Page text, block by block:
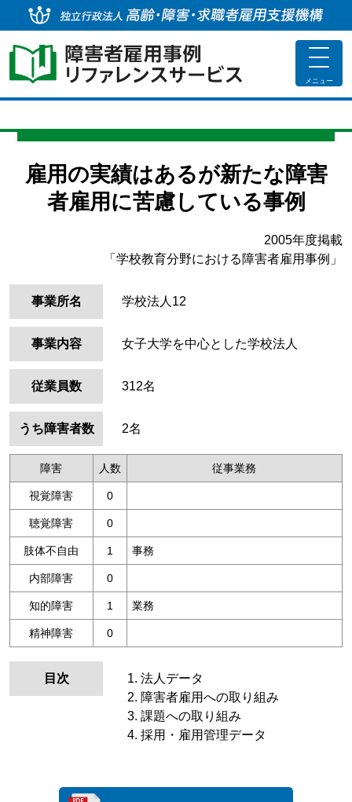
toggle
メニュー
雇用の実績はあるが新たな障害
者雇用に苦慮している事例
2005年度掲載
「学校教育分野における障害者雇用事例」
事業所名 学校法人12
事業内容 女子大学を中心とした学校法人
従業員数 312名
うち障害者数 2名
障害 人数 従事業務
視覚障害 0
聴覚障害 0
肢体不自由 1 事務
内部障害 0
知的障害 1 業務
精神障害 0
目次
法人データ
障害者雇用への取り組み
課題への取り組み
採用・雇用管理データ